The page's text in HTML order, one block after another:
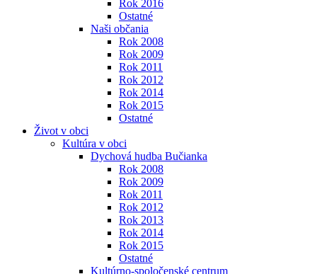
Rok 2016
Ostatné
Naši občania
Rok 2008
Rok 2009
Rok 2011
Rok 2012
Rok 2014
Rok 2015
Ostatné
Život v obci
Kultúra v obci
Dychová hudba Bučianka
Rok 2008
Rok 2009
Rok 2011
Rok 2012
Rok 2013
Rok 2014
Rok 2015
Ostatné
Kultúrno-spoločenské centrum